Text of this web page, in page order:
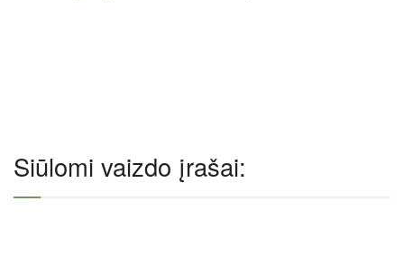
Siūlomi vaizdo įrašai: